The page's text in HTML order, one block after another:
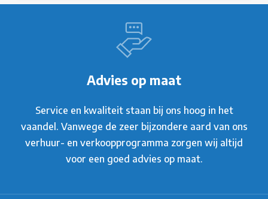
Advies op maat
Service en kwaliteit staan bij ons hoog in het
vaandel. Vanwege de zeer bijzondere aard van ons
verhuur- en verkoopprogramma zorgen wij altijd
voor een goed advies op maat.